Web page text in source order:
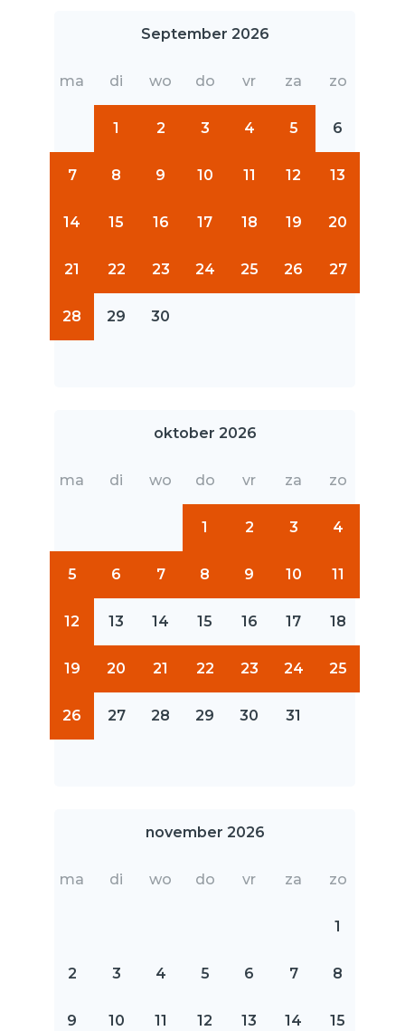
September 2026
ma di wo do vr za zo
1 2 3 4 5 6
7 8 9 10 11 12 13
14 15 16 17 18 19 20
21 22 23 24 25 26 27
28 29 30
oktober 2026
ma di wo do vr za zo
1 2 3 4
5 6 7 8 9 10 11
12 13 14 15 16 17 18
19 20 21 22 23 24 25
26 27 28 29 30 31
november 2026
ma di wo do vr za zo
1
2 3 4 5 6 7 8
9 10 11 12 13 14 15